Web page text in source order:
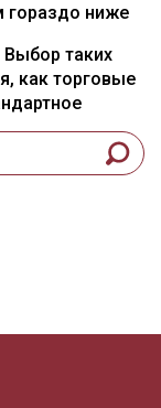
гораздо ниже
таких
как торговые